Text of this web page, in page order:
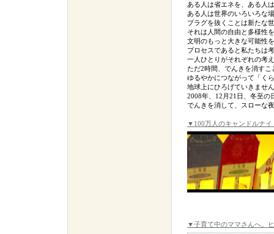
ある人は省エネを、ある人
ある人は世界のいろいろな
プラグを抜くことは新たな
それは人間の自由と多様性
文明のもっと大きな可能性
プロセスであると私たちは
一人ひとりがそれぞれの考
ただ2時間、でんきを消すこ
ゆるやかにつながって「く
地球上にひろげていきませ
2008年、12月21日、冬至の
でんきを消して、スローな
▼100万人のキャンドルナ
▼子育て中のママさんへ。